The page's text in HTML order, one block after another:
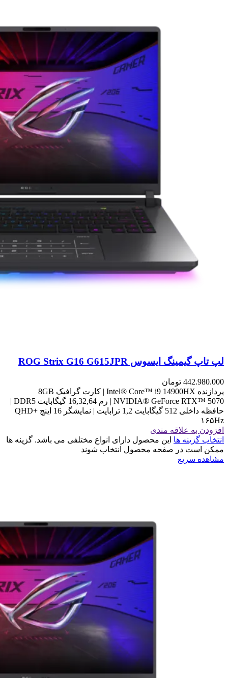
لپ تاپ گیمینگ ایسوس ROG Strix G16 G615JPR
442.980.000 تومان
پردازنده Intel® Core™ i9 14900HX | کارت گرافیک 8GB
NVIDIA® GeForce RTX™ 5070 | رم 16,32,64 گیگابایت DDR5 |
حافظه داخلی 512 گیگابایت 1,2 ترابایت | نمایشگر 16 اینچ QHD+
۱۶۵Hz
افزودن به علاقه مندی
انتخاب گزینه ها این محصول دارای انواع مختلفی می باشد. گزینه ها
ممکن است در صفحه محصول انتخاب شوند
مشاهده سریع